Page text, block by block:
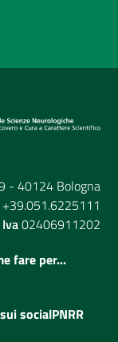
- 40124 Bologna
+39.051.6225111
02406911202
fare per...
socialPNRR